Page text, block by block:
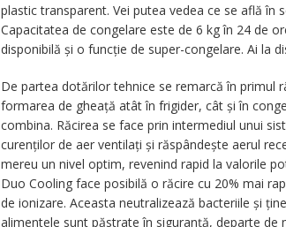
plastic transparent. Vei putea vedea ce se află în
Capacitatea de congelare este de 6 kg în 24 de
disponibilă și o funcție de super-congelare. Ai la
De partea dotărilor tehnice se remarcă în primul
formarea de gheață atât în frigider, cât și în
combina. Răcirea se face prin intermediul unui
curenților de aer ventilați și răspândește aerul
mereu un nivel optim, revenind rapid la valorile
Duo Cooling face posibilă o răcire cu 20% mai
de ionizare. Aceasta neutralizează bacteriile și
alimentele sunt păstrate în siguranță, departe de